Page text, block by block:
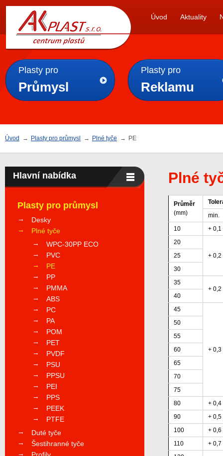
AKPLAST s.r.o.
Úvod Aktuality
Plasty pro
Průmysl
Plasty pro
Reklamu
Úvod → Plasty pro průmysl → Plné tyče → PE
Plné
Průměr
(mm)
min.
10
+ 0,1
20
+ 0,2
25
30
35
+ 0,2
40
45
+ 0,3
50
55
60
65
70
75
80
+ 0,4
90
+ 0,5
100
+ 0,6
110
+ 0,7
Hlavní nabídka
Plasty pro průmysl
Desky
Plné tyče
WPC-30PP ECO
PVC
PE
PP
PMMA
ABS
PC
PA
POM
PET
PVDF
PSU
PPSU
PEI
PPS
PEEK
PTFE
Duté tyče
Šestihranné tyče